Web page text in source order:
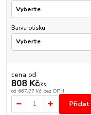
Barva otisku
cena od
808 Kč/ks
od 667,77 Kč bez DPH